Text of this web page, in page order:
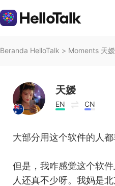
Beranda HelloTalk > Moments 天
天嫒
EN CN
大部分用这个软件的人
但是，我咋感觉这个软
人还真不少呀。我妈是